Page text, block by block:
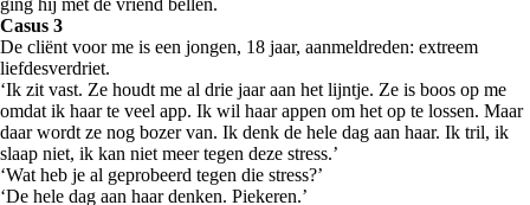
ging hij met de vriend bellen.
Casus 3
De cliënt voor me is een jongen, 18 jaar, aanmeldreden: extreem
liefdesverdriet.
‘Ik zit vast. Ze houdt me al drie jaar aan het lijntje. Ze is boos op me
omdat ik haar te veel app. Ik wil haar appen om het op te lossen. Maar
daar wordt ze nog bozer van. Ik denk de hele dag aan haar. Ik tril, ik
slaap niet, ik kan niet meer tegen deze stress.’
‘Wat heb je al geprobeerd tegen die stress?’
‘De hele dag aan haar denken. Piekeren.’